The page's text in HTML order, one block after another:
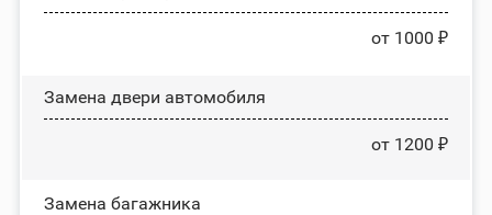
от 1000 ₽
Замена двери автомобиля
от 1200 ₽
Замена багажника